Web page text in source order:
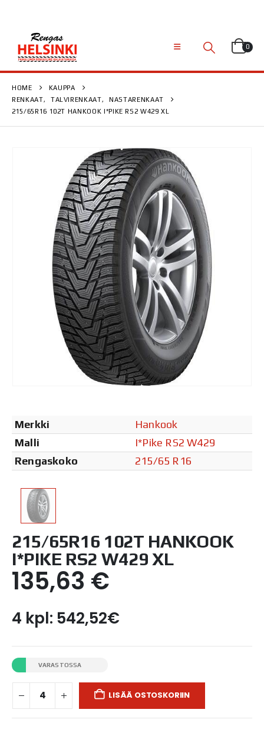
0
HOME
KAUPPA
RENKAAT, TALVIRENKAAT,
NASTARENKAAT
215/65R16 102T HANKOOK I*PIKE RS2 W429 XL
Merkki
Hankook
Malli
I*Pike RS2 W429
Rengaskoko
215/65 R16
215/65R16 102T HANKOOK
I*PIKE RS2 W429 XL
135,63 €
4 kpl: 542,52€
VARASTOSSA
LISÄÄ OSTOSKORIIN